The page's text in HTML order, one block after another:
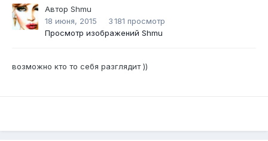
Автор Shmu
18 июня, 2015
3 181 просмотр
Просмотр изображений Shmu
возможно кто то себя разглядит ))